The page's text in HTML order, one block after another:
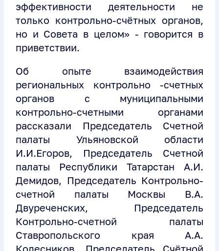
эффективности деятельности не
только контрольно-счётных органов,
но и Совета в целом» - говорится в
приветствии.
Об опыте взаимодействия
региональных контрольно -счетных
органов с муниципальными
контрольно-счетными органами
рассказали Председатель Счетной
палаты Ульяновской области
И.И.Егоров, Председатель Счетной
палаты Республики Татарстан А.И.
Демидов, Председатель Контрольно-
счетной палаты Москвы В.А.
Двуреченских, Председатель
Контрольно-счетной палаты
Ставропольского края А.А.
Колесников, Председатель Счётной